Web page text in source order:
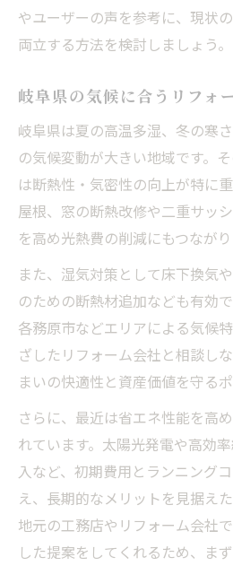
やユーザーの声を参考に、現状
両立する方法を検討しましょう。
岐阜県の気候に合うリフォ
岐阜県は夏の高温多湿、冬の寒
の気候変動が大きい地域です。
は断熱性・気密性の向上が特に
屋根、窓の断熱改修や二重サッ
を高め光熱費の削減にもつながり
また、湿気対策として床下換気
のための断熱材追加なども有効
各務原市などエリアによる気候
ざしたリフォーム会社と相談し
まいの快適性と資産価値を守るポ
さらに、最近は省エネ性能を高
れています。太陽光発電や高効
入など、初期費用とランニング
え、長期的なメリットを見据え
地元の工務店やリフォーム会社
した提案をしてくれるため、ま